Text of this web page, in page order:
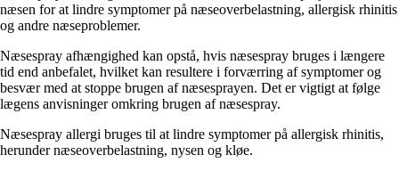
næsen for at lindre symptomer på næseoverbelastning, allergisk rhinitis
og andre næseproblemer.
Næsespray afhængighed kan opstå, hvis næsespray bruges i længere
tid end anbefalet, hvilket kan resultere i forværring af symptomer og
besvær med at stoppe brugen af næsesprayen. Det er vigtigt at følge
lægens anvisninger omkring brugen af næsespray.
Næsespray allergi bruges til at lindre symptomer på allergisk rhinitis,
herunder næseoverbelastning, nysen og kløe.